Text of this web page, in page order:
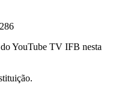
YouTube TV IFB nesta